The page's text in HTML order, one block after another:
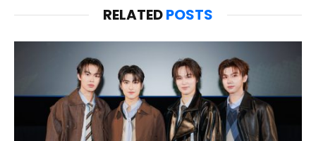
RELATEDPOSTS